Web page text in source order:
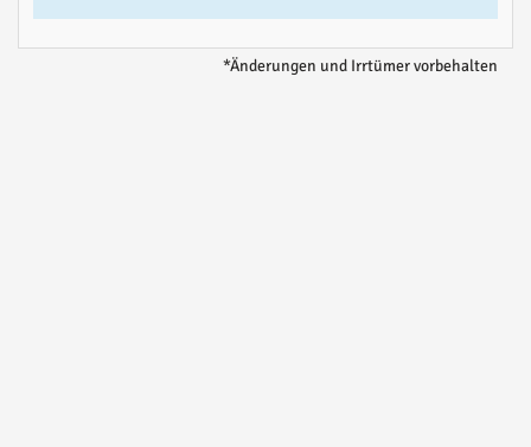
*Änderungen und Irrtümer vorbehalten